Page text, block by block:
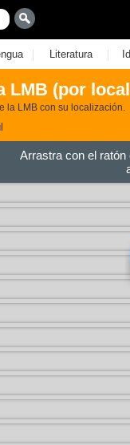
| Literatura |
LMB (por
la LMB con su localización.
Arrastra con el